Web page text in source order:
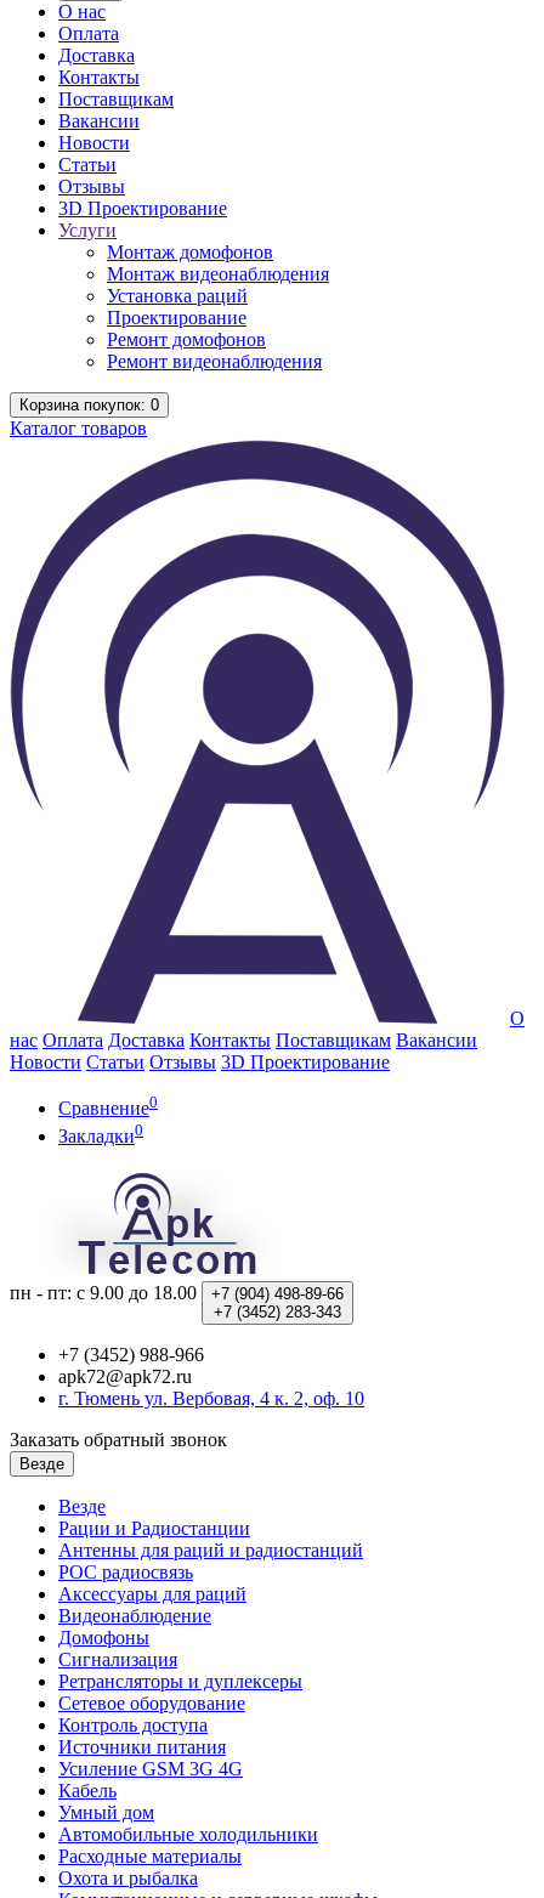
О нас
Оплата
Доставка
Контакты
Поставщикам
Вакансии
Новости
Статьи
Отзывы
3D Проектирование
Услуги
Монтаж домофонов
Монтаж видеонаблюдения
Установка раций
Проектирование
Ремонт домофонов
Ремонт видеонаблюдения
Корзинапокупок: 0
Каталог товаров
О
нас Оплата Доставка Контакты Поставщикам Вакансии
Новости Статьи Отзывы 3D Проектирование
Сравнение0
Закладки0
пн - пт: с 9.00 до 18.00 +7 (904) 498-89-66
+7 (3452) 283-343
+7 (3452) 988-966
apk72@apk72.ru
г. Тюмень ул. Вербовая, 4 к. 2, оф. 10
Заказать обратный звонок
Везде
Везде
Рации и Радиостанции
Антенны для раций и радиостанций
POC радиосвязь
Аксессуары для раций
Видеонаблюдение
Домофоны
Сигнализация
Ретрансляторы и дуплексеры
Сетевое оборудование
Контроль доступа
Источники питания
Усиление GSM 3G 4G
Кабель
Умный дом
Автомобильные холодильники
Расходные материалы
Охота и рыбалка